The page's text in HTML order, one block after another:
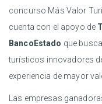
concurso Más Valor
cuenta con el apoyo de
BancoEstado que
turísticos innovadores
experiencia de mayor
Las empresas